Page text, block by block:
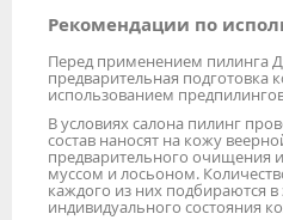
Рекомендации по
Перед применением пилинга
предварительная подготовка
использованием
В условиях салона пилинг
состав наносят на кожу
предварительного очищения
муссом и лосьоном.
каждого из них подбираются в
индивидуального состояния